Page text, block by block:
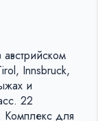
Innsbruck,
и
22
Комплекс для